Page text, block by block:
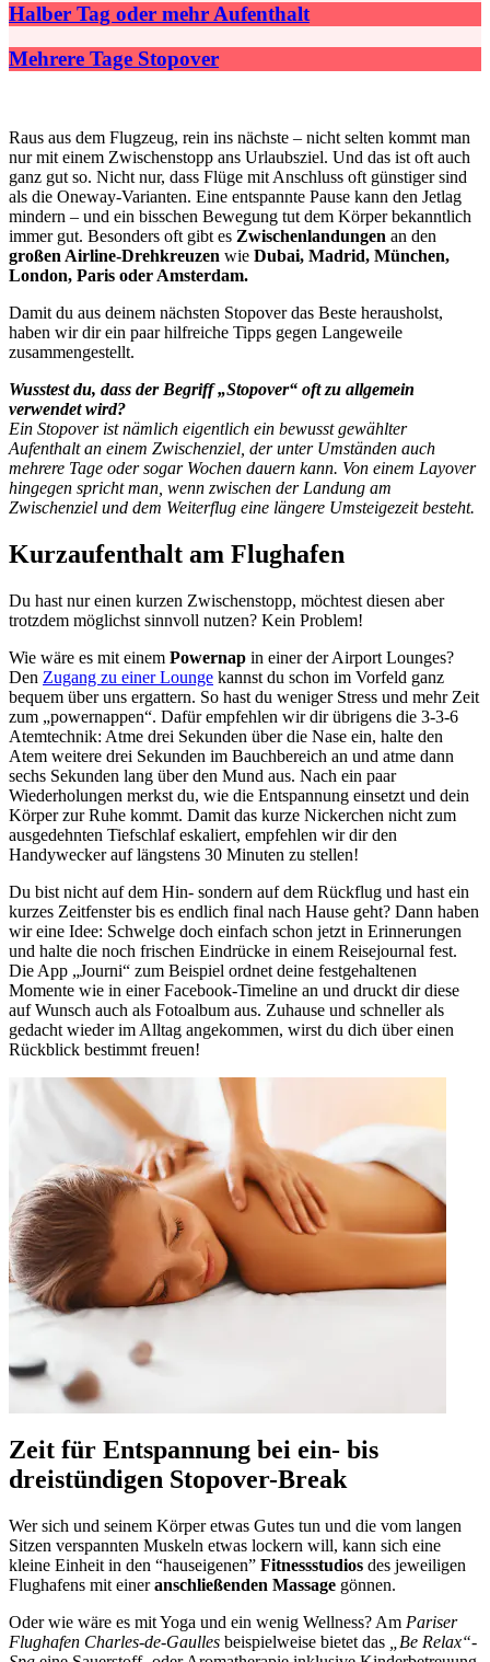
Halber Tag oder mehr Aufenthalt
Mehrere Tage Stopover
Raus aus dem Flugzeug, rein ins nächste – nicht selten kommt man
nur mit einem Zwischenstopp ans Urlaubsziel. Und das ist oft auch
ganz gut so. Nicht nur, dass Flüge mit Anschluss oft günstiger sind
als die Oneway-Varianten. Eine entspannte Pause kann den Jetlag
mindern – und ein bisschen Bewegung tut dem Körper bekanntlich
immer gut. Besonders oft gibt es Zwischenlandungen an den
großen Airline-Drehkreuzen wie Dubai, Madrid, München,
London, Paris oder Amsterdam.
Damit du aus deinem nächsten Stopover das Beste herausholst,
haben wir dir ein paar hilfreiche Tipps gegen Langeweile
zusammengestellt.
Wusstest du, dass der Begriff „Stopover“ oft zu allgemein
verwendet wird?
Ein Stopover ist nämlich eigentlich ein bewusst gewählter
Aufenthalt an einem Zwischenziel, der unter Umständen auch
mehrere Tage oder sogar Wochen dauern kann. Von einem Layover
hingegen spricht man, wenn zwischen der Landung am
Zwischenziel und dem Weiterflug eine längere Umsteigezeit besteht.
Kurzaufenthalt am Flughafen
Du hast nur einen kurzen Zwischenstopp, möchtest diesen aber
trotzdem möglichst sinnvoll nutzen? Kein Problem!
Wie wäre es mit einem Powernap in einer der Airport Lounges?
Den Zugang zu einer Lounge kannst du schon im Vorfeld ganz
bequem über uns ergattern. So hast du weniger Stress und mehr Zeit
zum „powernappen“. Dafür empfehlen wir dir übrigens die 3-3-6
Atemtechnik: Atme drei Sekunden über die Nase ein, halte den
Atem weitere drei Sekunden im Bauchbereich an und atme dann
sechs Sekunden lang über den Mund aus. Nach ein paar
Wiederholungen merkst du, wie die Entspannung einsetzt und dein
Körper zur Ruhe kommt. Damit das kurze Nickerchen nicht zum
ausgedehnten Tiefschlaf eskaliert, empfehlen wir dir den
Handywecker auf längstens 30 Minuten zu stellen!
Du bist nicht auf dem Hin- sondern auf dem Rückflug und hast ein
kurzes Zeitfenster bis es endlich final nach Hause geht? Dann haben
wir eine Idee: Schwelge doch einfach schon jetzt in Erinnerungen
und halte die noch frischen Eindrücke in einem Reisejournal fest.
Die App „Journi“ zum Beispiel ordnet deine festgehaltenen
Momente wie in einer Facebook-Timeline an und druckt dir diese
auf Wunsch auch als Fotoalbum aus. Zuhause und schneller als
gedacht wieder im Alltag angekommen, wirst du dich über einen
Rückblick bestimmt freuen!
Zeit für Entspannung bei ein- bis
dreistündigen Stopover-Break
Wer sich und seinem Körper etwas Gutes tun und die vom langen
Sitzen verspannten Muskeln etwas lockern will, kann sich eine
kleine Einheit in den “hauseigenen” Fitnessstudios des jeweiligen
Flughafens mit eineranschließenden Massage gönnen.
Oder wie wäre es mit Yoga und ein wenig Wellness? Am Pariser
Flughafen Charles-de-Gaulles beispielweise bietet das
„Be Relax“-